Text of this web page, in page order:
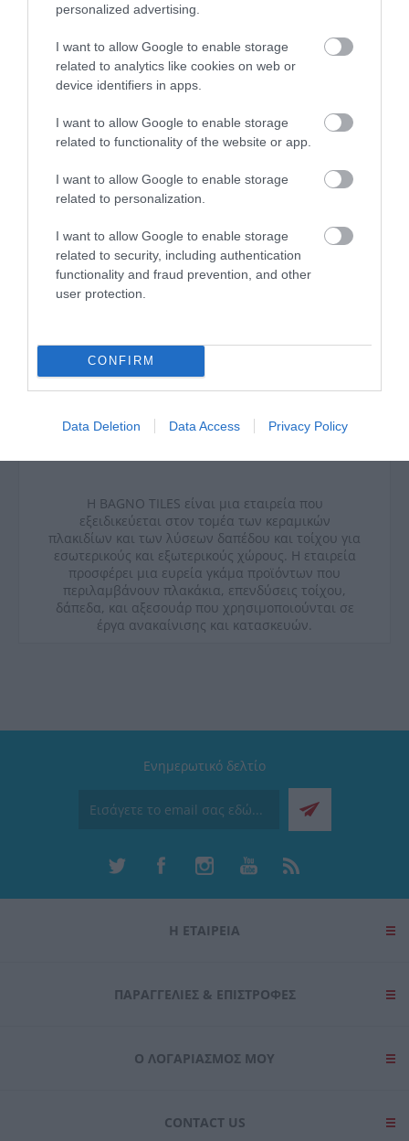
personalized advertising.
I want to allow Google to enable storage
related to analytics like cookies on web or
device identifiers in apps.
I want to allow Google to enable storage
related to functionality of the website or app.
I want to allow Google to enable storage
related to personalization.
I want to allow Google to enable storage
related to security, including authentication
functionality and fraud prevention, and other
user protection.
CONFIRM
Data Deletion Data Access Privacy Policy
Αγγλική Περιγραφή:
porcelain
floor and wall installation
polished
In some cases the color of the tile may differ from the
The product is sold in a box package of 1.44 m², 4
Η BAGNO TILES είναι μια εταιρεία που
εξειδικεύεται στον τομέα των κεραμικών
πλακιδίων και των λύσεων δαπέδου και τοίχου για
εσωτερικούς και εξωτερικούς χώρους. Η εταιρεία
προσφέρει μια ευρεία γκάμα προϊόντων που
περιλαμβάνουν πλακάκια, επενδύσεις τοίχου,
δάπεδα, και αξεσουάρ που χρησιμοποιούνται σε
έργα ανακαίνισης και κατασκευών.
Ενημερωτικό δελτίο
Η ΕΤΑΙΡΕΙΑ
ΠΑΡΑΓΓΕΛΊΕΣ & ΕΠΙΣΤΡΟΦΈΣ
Ο ΛΟΓΑΡΙΑΣΜΌΣ ΜΟΥ
CONTACT US